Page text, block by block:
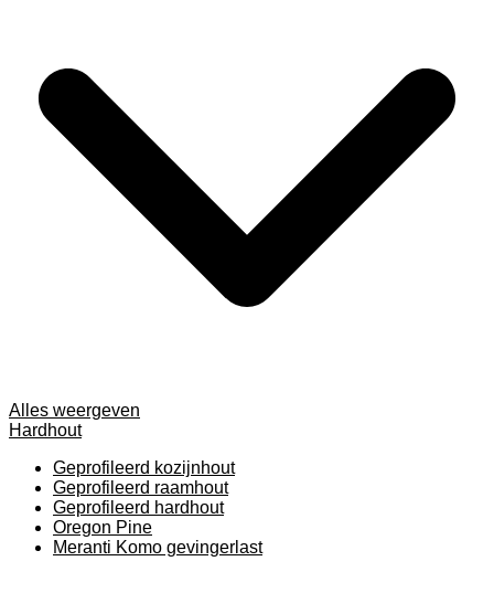
Alles weergeven
Hardhout
Geprofileerd kozijnhout
Geprofileerd raamhout
Geprofileerd hardhout
Oregon Pine
Meranti Komo gevingerlast